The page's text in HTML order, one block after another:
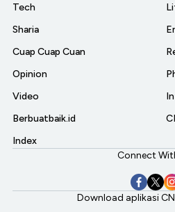
Tech
Sharia
Cuap Cuap Cuan
Opinion
Video
Berbuatbaik.id
Index
Connect
Download aplikasi